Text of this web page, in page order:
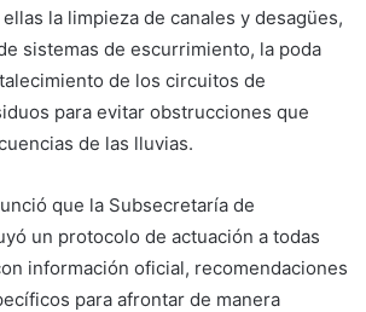
la limpieza de canales y desagües,
sistemas de escurrimiento, la poda
de los circuitos de
para evitar obstrucciones que
de las lluvias.
que la Subsecretaría de
un protocolo de actuación a todas
información oficial, recomendaciones
para afrontar de manera